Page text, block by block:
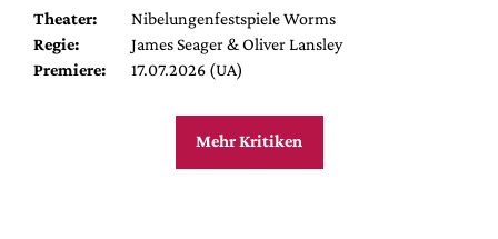
Theater:
Nibelungenfestspiele Worms
Regie:
James Seager & Oliver Lansley
Premiere:
17.07.2026 (UA)
Mehr Kritiken